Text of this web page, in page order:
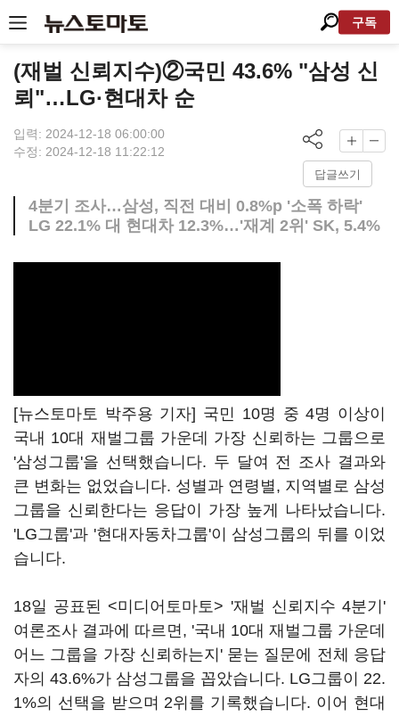
구독
(재벌 신뢰지수)②국민 43.6% "삼성 신
뢰"…LG·현대차 순
입력: 2024-12-18 06:00:00
수정: 2024-12-18 11:22:12
답글쓰기
4분기 조사…삼성, 직전 대비 0.8%p '소폭 하락'
LG 22.1% 대 현대차 12.3%…'재계 2위' SK, 5.4%
[뉴스토마토 박주용 기자] 국민 10명 중 4명 이상이
국내 10대 재벌그룹 가운데 가장 신뢰하는 그룹으로
'삼성그룹'을 선택했습니다. 두 달여 전 조사 결과와
큰 변화는 없었습니다. 성별과 연령별, 지역별로 삼성
그룹을 신뢰한다는 응답이 가장 높게 나타났습니다.
'LG그룹'과 '현대자동차그룹'이 삼성그룹의 뒤를 이었
습니다.
18일 공표된 <미디어토마토> '재벌 신뢰지수 4분기'
여론조사 결과에 따르면, '국내 10대 재벌그룹 가운데
어느 그룹을 가장 신뢰하는지' 묻는 질문에 전체 응답
자의 43.6%가 삼성그룹을 꼽았습니다. LG그룹이 22.
1%의 선택을 받으며 2위를 기록했습니다. 이어 현대